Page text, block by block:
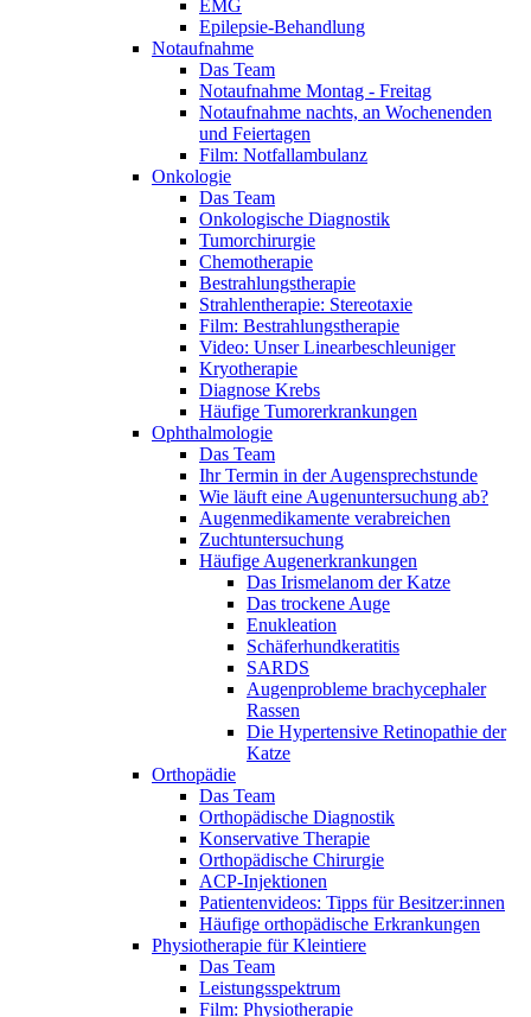
EMG
Epilepsie-Behandlung
Notaufnahme
Das Team
Notaufnahme Montag - Freitag
Notaufnahme nachts, an Wochenenden
und Feiertagen
Film: Notfallambulanz
Onkologie
Das Team
Onkologische Diagnostik
Tumorchirurgie
Chemotherapie
Bestrahlungstherapie
Strahlentherapie: Stereotaxie
Film: Bestrahlungstherapie
Video: Unser Linearbeschleuniger
Kryotherapie
Diagnose Krebs
Häufige Tumorerkrankungen
Ophthalmologie
Das Team
Ihr Termin in der Augensprechstunde
Wie läuft eine Augenuntersuchung ab?
Augenmedikamente verabreichen
Zuchtuntersuchung
Häufige Augenerkrankungen
Das Irismelanom der Katze
Das trockene Auge
Enukleation
Schäferhundkeratitis
SARDS
Augenprobleme brachycephaler
Rassen
Die Hypertensive Retinopathie der
Katze
Orthopädie
Das Team
Orthopädische Diagnostik
Konservative Therapie
Orthopädische Chirurgie
ACP-Injektionen
Patientenvideos: Tipps für Besitzer:innen
Häufige orthopädische Erkrankungen
Physiotherapie für Kleintiere
Das Team
Leistungsspektrum
Film: Physiotherapie